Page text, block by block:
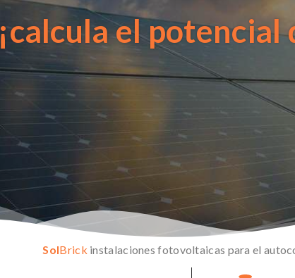
¡calcula el
SolBrick instalaciones fotovoltaicas para el